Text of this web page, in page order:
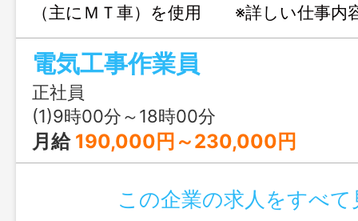
（主にＭＴ車）を使用 ※詳しい仕事内
ージに記載しております。 ｈｔｔｐｓ
ｅ－ｋａｄｅｎ．ｃо．ｊｐ もしくは
ュー隊」で検索してください。 「変
し」
電気工事作業員
正社員
(1)9時00分～18時00分
月給 190,000円～230,000円
この企業の求人をすべて